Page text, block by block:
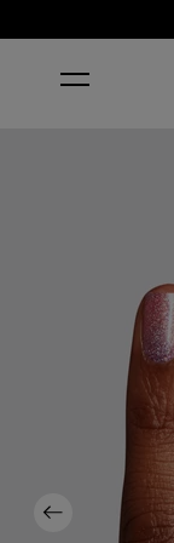
Previous